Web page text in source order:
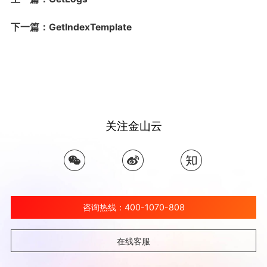
下一篇：GetIndexTemplate
关注金山云
咨询热线：400-1070-808
在线客服